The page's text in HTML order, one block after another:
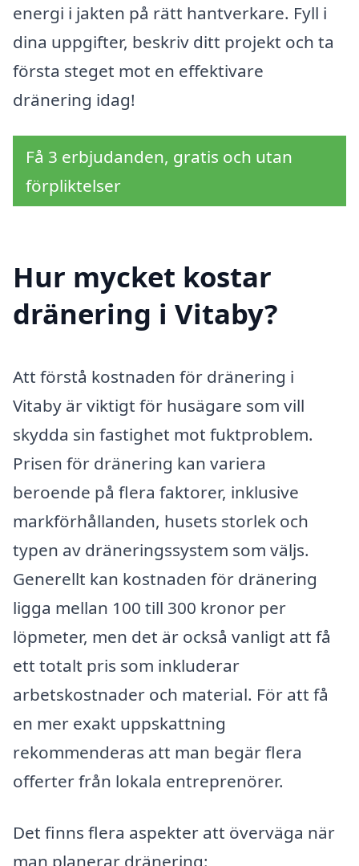
energi i jakten på rätt hantverkare. Fyll i
dina uppgifter, beskriv ditt projekt och ta
första steget mot en effektivare
dränering idag!
Få 3 erbjudanden, gratis och utan
förpliktelser
Hur mycket kostar
dränering i Vitaby?
Att förstå kostnaden för dränering i
Vitaby är viktigt för husägare som vill
skydda sin fastighet mot fuktproblem.
Prisen för dränering kan variera
beroende på flera faktorer, inklusive
markförhållanden, husets storlek och
typen av dräneringssystem som väljs.
Generellt kan kostnaden för dränering
ligga mellan 100 till 300 kronor per
löpmeter, men det är också vanligt att få
ett totalt pris som inkluderar
arbetskostnader och material. För att få
en mer exakt uppskattning
rekommenderas att man begär flera
offerter från lokala entreprenörer.
Det finns flera aspekter att överväga när
man planerar dränering: